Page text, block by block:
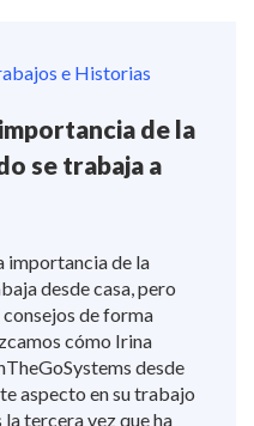
e Historias
de la
se trabaja a
importancia de la
desde casa, pero
de forma
cómo Irina
desde
aspecto en su trabajo
la tercera vez que ha